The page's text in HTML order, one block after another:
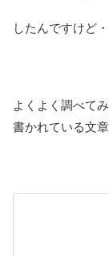
したんですけど・
よくよく調べて
書かれている文章